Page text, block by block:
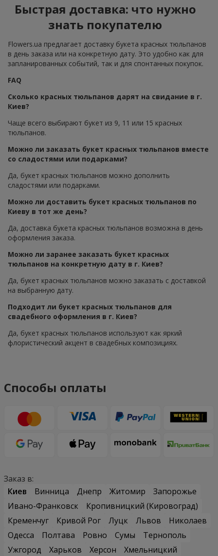
Быстрая доставка: что нужно
знать покупателю
Flowers.ua предлагает доставку букета красных тюльпанов
в день заказа или на конкретную дату. Это удобно как для
запланированных событий, так и для спонтанных покупок.
FAQ
Сколько красных тюльпанов дарят на свидание в г.
Киев?
Чаще всего выбирают букет из 9, 11 или 15 красных
тюльпанов.
Можно ли заказать букет красных тюльпанов вместе
со сладостями или подарками?
Да, букет красных тюльпанов можно дополнить
сладостями или подарками.
Можно ли доставить букет красных тюльпанов по
Киеву в тот же день?
Да, доставка букета красных тюльпанов возможна в день
оформления заказа.
Можно ли заранее заказать букет красных
тюльпанов на конкретную дату в г. Киев?
Да, букет красных тюльпанов можно заказать с доставкой
на выбранную дату.
Подходит ли букет красных тюльпанов для
свадебного оформления в г. Киев?
Да, букет красных тюльпанов используют как яркий
флористический акцент в свадебных композициях.
Способы оплаты
Заказ в:
Киев
Винница Днепр Житомир
Запорожье
Ивано-Франковск
Кропивницкий (Кировоград)
Кременчуг
Кривой Рог Луцк Львов
Николаев
Одесса
Полтава Ровно Сумы
Тернополь
Ужгород
Харьков Херсон
Хмельницкий